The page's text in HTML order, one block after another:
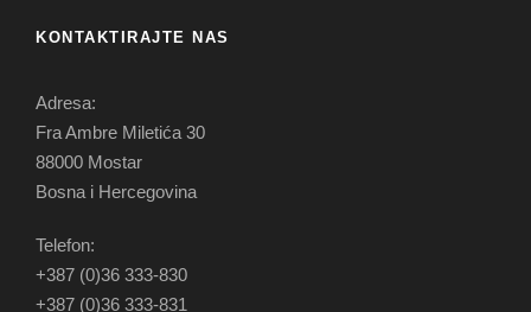
KONTAKTIRAJTE NAS
Adresa:
Fra Ambre Miletića 30
88000 Mostar
Bosna i Hercegovina
Telefon:
+387 (0)36 333-830
+387 (0)36 333-831